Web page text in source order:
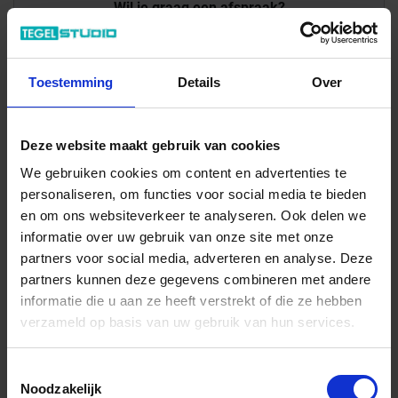
Toestemming Details Over
Deze website maakt gebruik van cookies
We gebruiken cookies om content en advertenties te
personaliseren, om functies voor social media te bieden
en om ons websiteverkeer te analyseren. Ook delen we
informatie over uw gebruik van onze site met onze
partners voor social media, adverteren en analyse. Deze
partners kunnen deze gegevens combineren met andere
informatie die u aan ze heeft verstrekt of die ze hebben
verzameld op basis van uw gebruik van hun services.
Noodzakelijk
Wil je graag een afspraak?
Onze verkoopspecialisten staan graag voor je klaar:
+31 (0) 478 - 69 11 63 Productaanvraag
Topcollection Argillae Indrukken
Previous